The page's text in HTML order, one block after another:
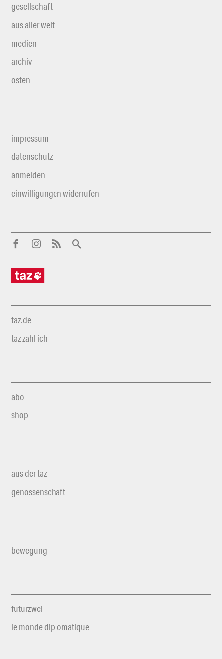
gesellschaft
aus aller welt
medien
archiv
osten
impressum
datenschutz
anmelden
einwilligungen widerrufen
taz.de
taz zahl ich
abo
shop
aus der taz
genossenschaft
bewegung
futurzwei
le monde diplomatique